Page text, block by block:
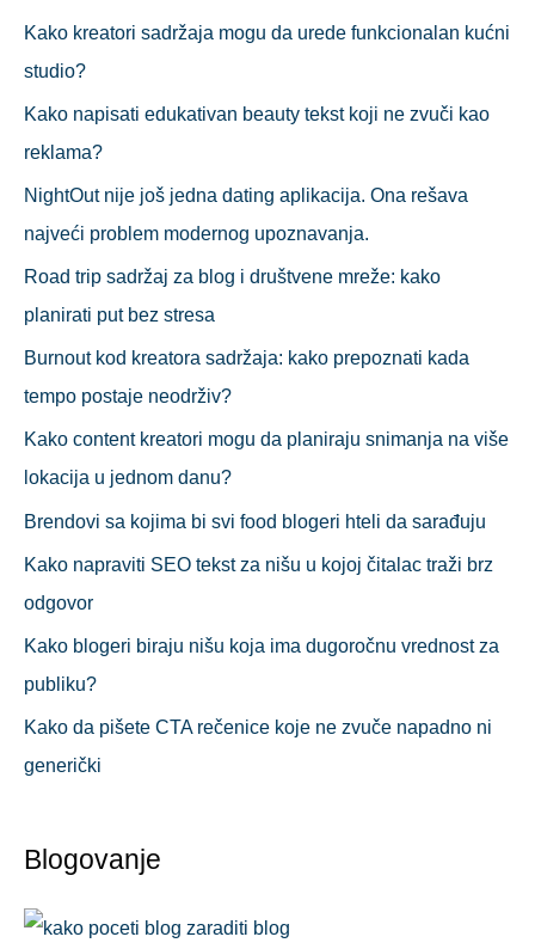
Kako kreatori sadržaja mogu da urede funkcionalan kućni
studio?
Kako napisati edukativan beauty tekst koji ne zvuči kao
reklama?
NightOut nije još jedna dating aplikacija. Ona rešava
najveći problem modernog upoznavanja.
Road trip sadržaj za blog i društvene mreže: kako
planirati put bez stresa
Burnout kod kreatora sadržaja: kako prepoznati kada
tempo postaje neodrživ?
Kako content kreatori mogu da planiraju snimanja na više
lokacija u jednom danu?
Brendovi sa kojima bi svi food blogeri hteli da sarađuju
Kako napraviti SEO tekst za nišu u kojoj čitalac traži brz
odgovor
Kako blogeri biraju nišu koja ima dugoročnu vrednost za
publiku?
Kako da pišete CTA rečenice koje ne zvuče napadno ni
generički
Blogovanje